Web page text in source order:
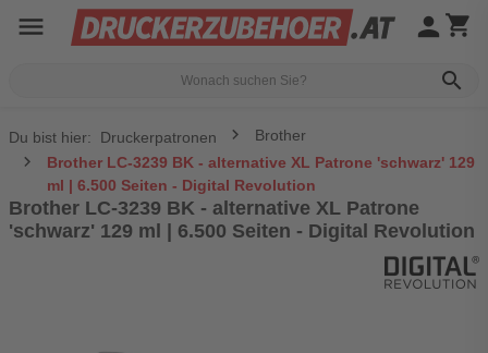
menu
search
person shopping_cart
Du bist hier: Druckerpatronen
Brother
Brother LC-3239 BK - alternative XL Patrone 'schwarz' 129
ml | 6.500 Seiten - Digital Revolution
Brother LC-3239 BK - alternative XL Patrone
'schwarz' 129 ml | 6.500 Seiten - Digital Revolution